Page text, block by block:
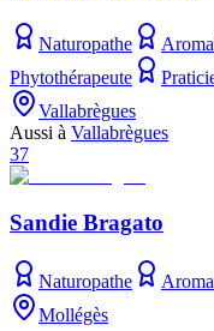
Naturopathe
Phytothérapeute
Vallabrègues
Aussi à Vallabrègues
37
Sandie Bragato
Naturopathe
Mollégès